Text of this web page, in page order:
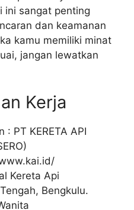
ini sangat penting
dan keamanan
kamu memiliki minat
jangan lewatkan
Kerja
: PT KERETA API
Kereta Api
Bengkulu.